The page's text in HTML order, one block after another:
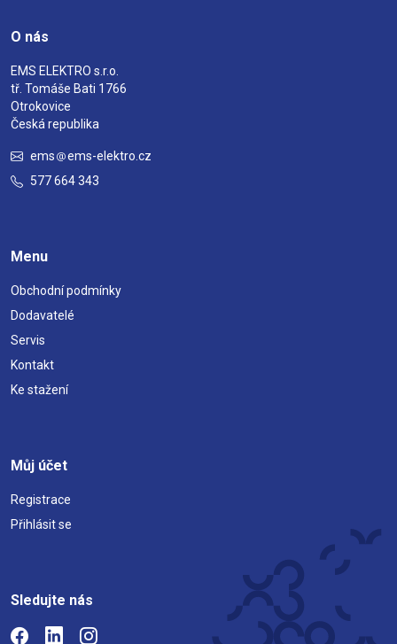
O nás
EMS ELEKTRO s.r.o.
tř. Tomáše Bati 1766
Otrokovice
Česká republika
ems
ems-elektro.cz
577 664 343
Menu
Obchodní podmínky
Dodavatelé
Servis
Kontakt
Ke stažení
Můj účet
Registrace
Přihlásit se
Sledujte nás